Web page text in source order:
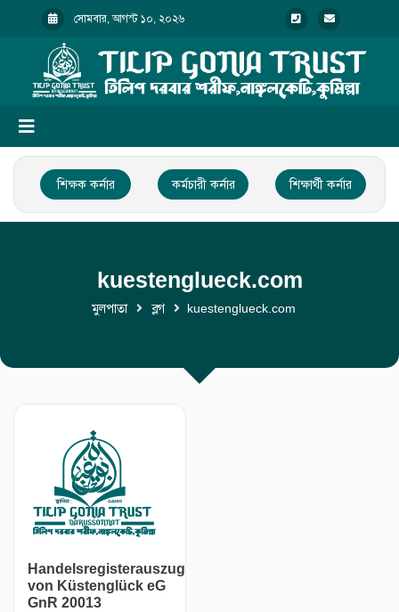
সোমবার, আগস্ট ১০, ২০২৬
শিক্ষক কর্নার কর্মচারী কর্নার শিক্ষার্থী কর্নার
kuestenglueck.com
মুলপাতা ব্লগ kuestenglueck.com
Handelsregisterauszug
von Küstenglück eG
GnR 20013